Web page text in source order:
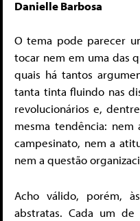
Danielle Barbosa
O tema pode parecer
tocar nem em uma das
quais há tantos
tanta tinta fluindo nas
revolucionários e,
mesma tendência:
campesinato, nem a
nem a questão
Acho válido, porém,
abstratas. Cada um